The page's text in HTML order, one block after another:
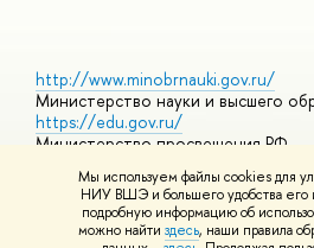
Мы используем файлы cookies для
НИУ ВШЭ и большего удобства его
подробную информацию об
можно найти здесь, наши правила
http://www.minobrnauki.gov.ru/
Министерство науки и высшего
https://edu.gov.ru/
Министерство просвещения РФ
https://elearning.hse.ru/mooc
Массовые открытые онлайн-курсы